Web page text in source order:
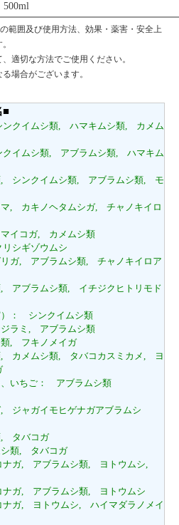
500ml
範囲及び使用方法、効果・薬害・安全上
適切な方法でご使用ください。
場合がございます。
■
クイムシ類, ハマキムシ類, カメム
イムシ類, アブラムシ類, ハマキム
, シンクイムシ類, アブラムシ類, モ
, カキノヘタムシガ, チャノキイロ
イコガ, カメムシ類
シギゾウムシ
ガ, アブラムシ類, チャノキイロア
アブラムシ類, イチジクヒトリモド
）： シンクイムシ類
ラミ, アブラムシ類
, フキノメイガ
, カメムシ類, タバコカスミカメ, ヨ
、いちご： アブラムシ類
ジャガイモヒゲナガアブラムシ
, タバコガ
類, タバコガ
ガ, アブラムシ類, ヨトウムシ,
ガ, アブラムシ類, ヨトウムシ
ガ, ヨトウムシ, ハイマダラノメイ